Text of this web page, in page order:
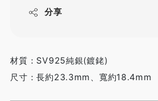
分享
材質：SV925純銀(鍍銠)
尺寸：長約23.3mm、寬約18.4mm